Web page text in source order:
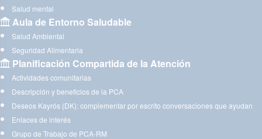
Salud mental
Aula de Entorno Saludable
Salud Ambiental
Seguridad Alimentaria
Planificación Compartida de la Atención
Actividades comunitarias
Descripción y beneficios de la PCA
Deseos Kayrós (DK): complementar por escrito conversaciones que ayudan
Enlaces de interés
Grupo de Trabajo de PCA-RM